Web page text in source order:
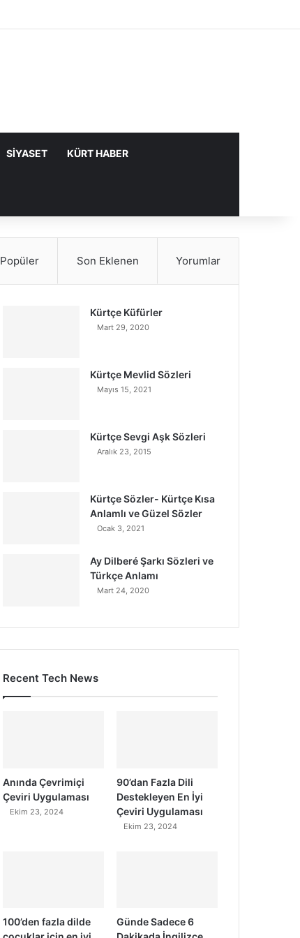
SIYASET KÜRT HABER
Popüler Son Eklenen Yorumlar
Kürtçe Küfürler
Mart 29, 2020
Kürtçe Mevlid Sözleri
Mayıs 15, 2021
Kürtçe Sevgi Aşk Sözleri
Aralık 23, 2015
Kürtçe Sözler- Kürtçe Kısa
Anlamlı ve Güzel Sözler
Ocak 3, 2021
Ay Dilberé Şarkı Sözleri ve
Türkçe Anlamı
Mart 24, 2020
Recent Tech News
Anında Çevrimiçi
Çeviri Uygulaması
Ekim 23, 2024
90’dan Fazla Dili
Destekleyen En İyi
Çeviri Uygulaması
Ekim 23, 2024
100’den fazla dilde
Günde Sadece 6